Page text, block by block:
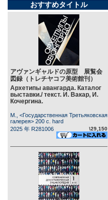
おすすめタイトル
アヴァンギャルドの原型 展覧会
図録（トレチヤコフ美術館刊）
Архетипы авангарда. Каталог
выставки./ текст. И. Вакар, И.
Кочергина.
М., <Государственная Третьяковская
галерея> 200 c. hard
2025 年 R281006
\29,150